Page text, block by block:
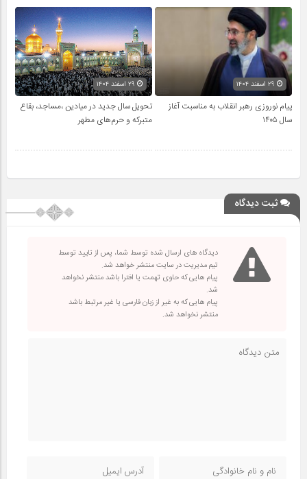
پیام نوروزی رهبر انقلاب به مناسبت آغاز
سال ۱۴۰۵
تحویل سال‌ جدید در میادین ،مساجد، بقاع
متبرکه‌ و حرم‌های‌ مطهر
ثبت دیدگاه
دیدگاه های ارسال شده توسط شما، پس از تایید توسط
تیم مدیریت در سایت منتشر خواهد شد.
پیام هایی که حاوی تهمت یا افترا باشد منتشر نخواهد
شد.
پیام هایی که به غیر از زبان فارسی یا غیر مرتبط باشد
منتشر نخواهد شد.